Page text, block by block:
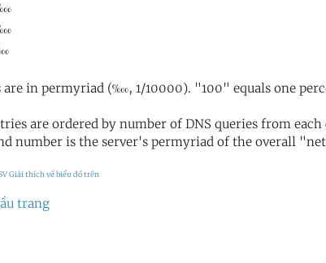
are in permyriad (‱, 1/10000). "100" equals one
are ordered by number of DNS queries from
number is the server's permyriad of the overall
Giải thích về biểu đồ trên
trang